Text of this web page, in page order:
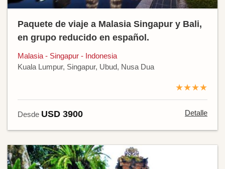
Paquete de viaje a Malasia Singapur y Bali,
en grupo reducido en español.
Malasia - Singapur - Indonesia
Kuala Lumpur, Singapur, Ubud, Nusa Dua
★★★★
Desde USD 3900 Detalle